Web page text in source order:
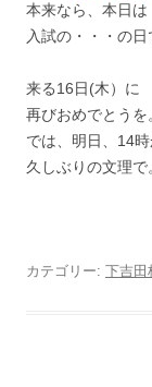
本来なら、本日は
入試の・・・の日
来る16日(木）に
再びおめでとうを
では、明日、14時
久しぶりの文理で
カテゴリー: 下吉田